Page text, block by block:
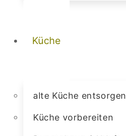
Küche
alte Küche entsorgen
Küche vorbereiten